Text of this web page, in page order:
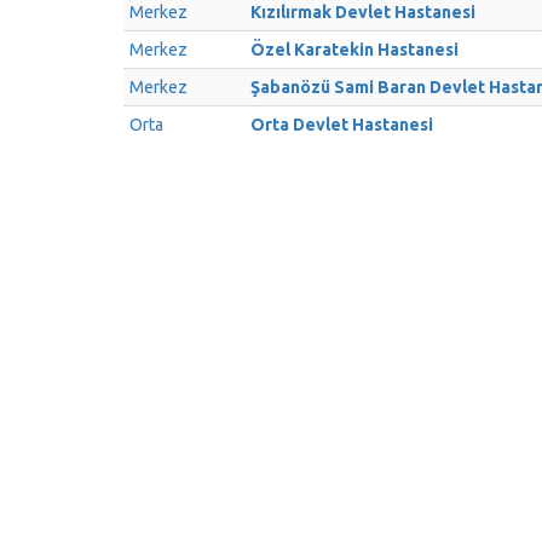
Merkez
Kızılırmak Devlet Hastanesi
Merkez
Özel Karatekin Hastanesi
Merkez
Şabanözü Sami Baran Devlet
Orta
Orta Devlet Hastanesi